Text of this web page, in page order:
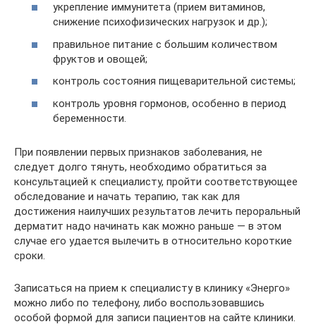
укрепление иммунитета (прием витаминов,
снижение психофизических нагрузок и др.);
правильное питание с большим количеством
фруктов и овощей;
контроль состояния пищеварительной системы;
контроль уровня гормонов, особенно в период
беременности.
При появлении первых признаков заболевания, не
следует долго тянуть, необходимо обратиться за
консультацией к специалисту, пройти соответствующее
обследование и начать терапию, так как для
достижения наилучших результатов лечить пероральный
дерматит надо начинать как можно раньше — в этом
случае его удается вылечить в относительно короткие
сроки.
Записаться на прием к специалисту в клинику «Энерго»
можно либо по телефону, либо воспользовавшись
особой формой для записи пациентов на сайте клиники.